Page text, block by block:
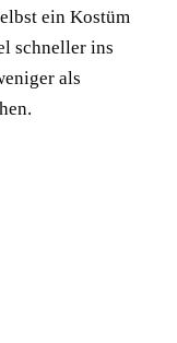
ein Kostüm
schneller ins
als